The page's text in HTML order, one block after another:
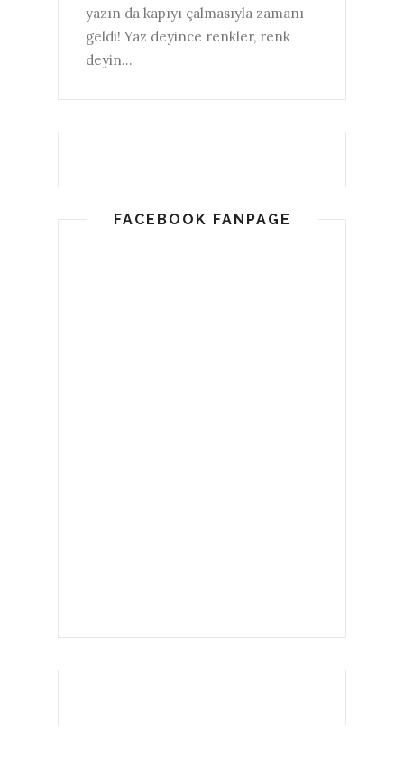
yazın da kapıyı çalmasıyla zamanı
geldi! Yaz deyince renkler, renk
deyin...
FACEBOOK FANPAGE